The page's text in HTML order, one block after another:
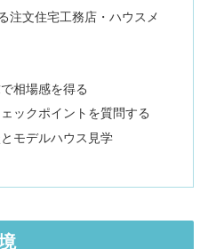
注文住宅工務店・ハウスメ
相場感を得る
ックポイントを質問する
モデルハウス見学